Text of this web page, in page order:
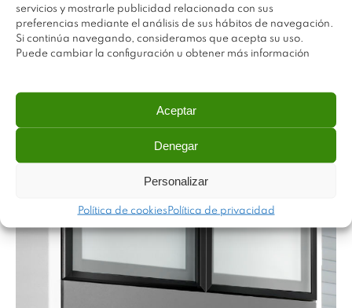
servicios y mostrarle publicidad relacionada con sus
preferencias mediante el análisis de sus hábitos de navegación.
Si continúa navegando, consideramos que acepta su uso.
Puede cambiar la configuración u obtener más información
Aceptar
Denegar
Personalizar
Política de cookies Política de privacidad